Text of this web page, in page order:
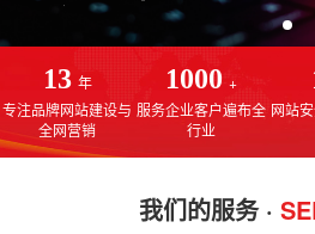
13 年
专注品牌网站建设与
全网营销
1000 +
服务企业客户遍布全
行业
网站
我们的服务 ·